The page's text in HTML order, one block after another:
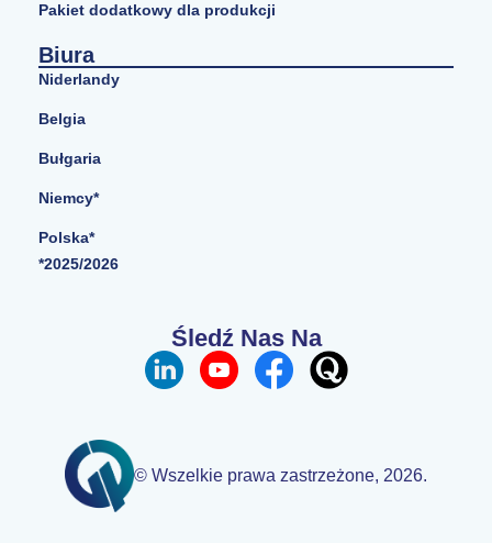
Pakiet dodatkowy dla produkcji
Biura
Niderlandy
Belgia
Bułgaria
Niemcy*
Polska*
*2025/2026
Śledź Nas Na
© Wszelkie prawa zastrzeżone, 2026.